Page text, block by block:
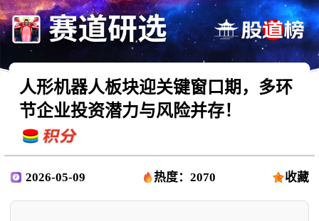
人形机器人板块迎关键窗口期，多环
节企业投资潜力与风险并存！
2026-05-09 热度：2070 收藏